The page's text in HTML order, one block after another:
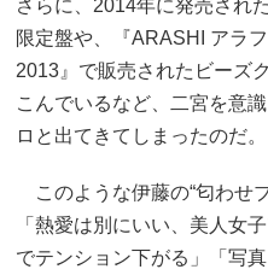
さらに、2014年に発売され
限定盤や、『ARASHI アラ
2013』で販売されたビーズ
こんでいるなど、二宮を意
ロと出てきてしまったのだ。
このような伊藤の“匂わせ
「熱愛は別にいい、美人女
でテンション下がる」「写